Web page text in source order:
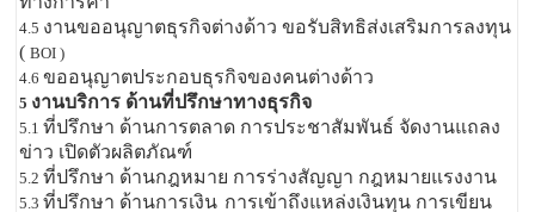
4.5 งานขออนุญาตธุรกิจต่างด้าว ขอรับสิทธิส่งเสริมการลงทุน
(BOI )
4.6ขออนุญาตประกอบธุรกิจของคนต่างด้าว
5 งานบริการ ด้านที่ปรึกษาทางธุรกิจ
5.1ที่ปรึกษา ด้านการตลาด การประชาสัมพันธ์ จัดงานแถลง
ข่าว เปิดตัวผลิตภัณฑ์
5.2ที่ปรึกษา ด้านกฎหมาย การร่างสัญญา กฎหมายแรงงาน
5.3ที่ปรึกษา ด้านการเงิน การเข้าถึงแหล่งเงินทุน การเขียน